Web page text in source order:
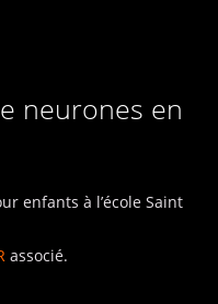
neurones en
enfants à l’école Saint
associé.